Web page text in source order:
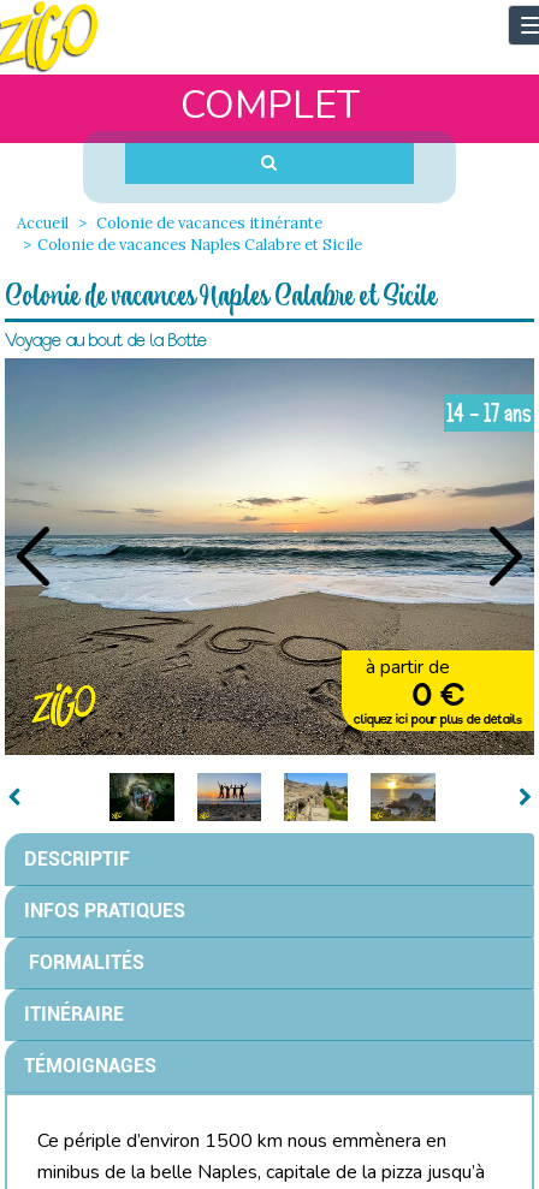
COMPLET
Accueil
Colonie de vacances itinérante
Colonie de vacances Naples Calabre et Sicile
Colonie de vacances Naples Calabre et Sicile
Voyage au bout de la Botte
14 - 17 ans
à partir de
0 €
cliquez ici pour plus de détails
DESCRIPTIF
INFOS PRATIQUES
FORMALITÉS
ITINÉRAIRE
TÉMOIGNAGES
Ce périple d’environ 1500 km nous emmènera en
minibus de la belle Naples, capitale de la pizza jusqu’à